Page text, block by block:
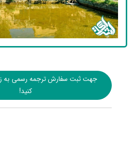
جهت ثبت سفارش ترجمه رسمی به
کنید!